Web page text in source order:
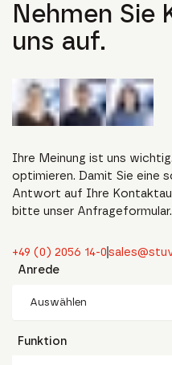
Nehmen Sie
uns auf.
Ihre Meinung ist uns
optimieren. Damit Sie eine
Antwort auf Ihre
bitte unser Anfrageformular.
+49 (0) 2056 14-0
Anrede
Auswählen
Funktion